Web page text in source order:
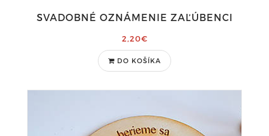
SVADOBNÉ OZNÁMENIE ZAĽÚBENCI
2,20€
DO KOŠÍKA